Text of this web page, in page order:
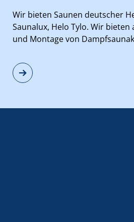
Wir bieten Saunen deutscher
Saunalux, Helo Tylo. Wir
und Montage von